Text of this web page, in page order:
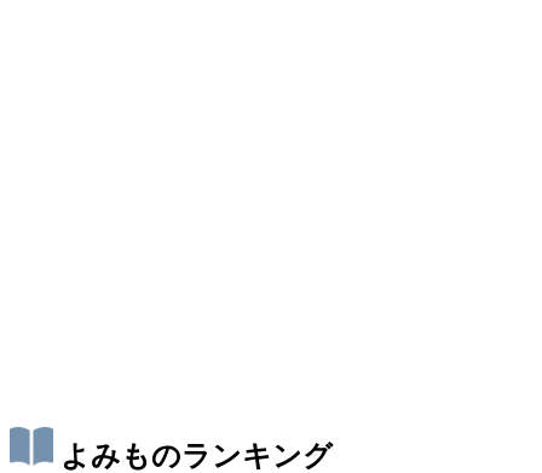
よみものランキング